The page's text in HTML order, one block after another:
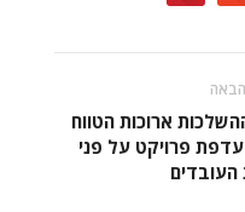
ארוכות הטווח
פרויקט על פני
העובדים